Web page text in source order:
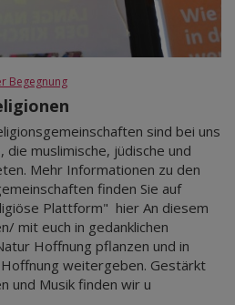
Begegnung
sind bei uns
muslimische, jüdische und
Mehr Informationen zu den
finden Sie auf
Plattform" hier An diesem
mit euch in gedanklichen
Hoffnung pflanzen und in
weitergeben. Gestärkt
und Musik finden wir u